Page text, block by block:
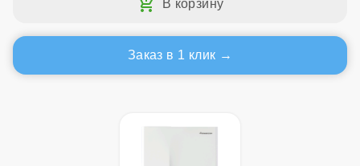
Заказ в 1 клик